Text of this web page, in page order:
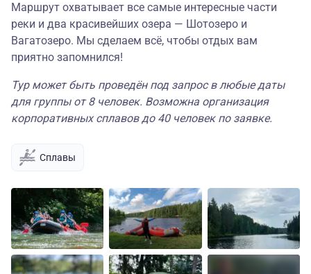
Маршрут охватывает все самые интересные части
реки и два красивейших озера — Шотозеро и
Вагатозеро. Мы сделаем всё, чтобы отдых вам
приятно запомнился!
Тур может быть проведён под запрос в любые даты
для группы от 8 человек. Возможна организация
корпоративных сплавов до 40 человек по заявке.
Сплавы